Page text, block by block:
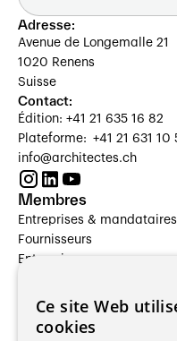
Adresse:
Avenue de Longemalle 21
1020 Renens
Suisse
Contact:
Édition: +41 21 635 16 82
Plateforme: +41 21 631 10
info@architectes.ch
Membres
Entreprises & mandataires
Fournisseurs
Entreprises
Architectes paysagistes
Architectes d'intérieur
Ce site Web
cookies